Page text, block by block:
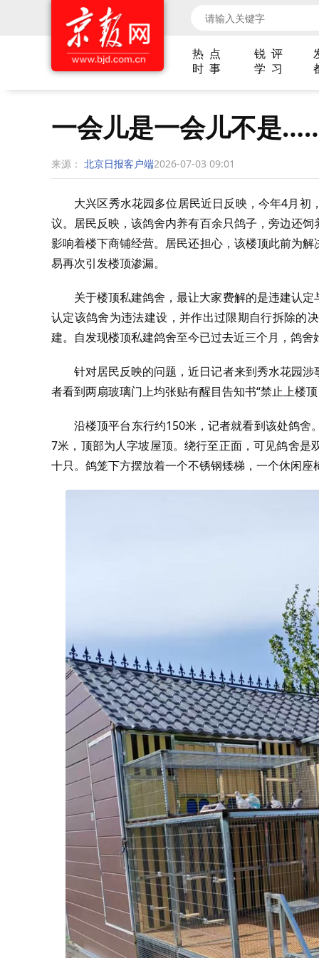
热 点 锐 评
时 事
学 习
一会儿是一会儿不是
来源： 北京日报客户端2026-07-03 09:01
大兴区秀水花园多位居民近日反映，今年4月
议。居民反映，该鸽舍内养有百余只鸽子，旁边还
影响着楼下商铺经营。居民还担心，该楼顶此前为
易再次引发楼顶渗漏。
关于楼顶私建鸽舍，最让大家费解的是违建认
认定该鸽舍为违法建设，并作出过限期自行拆除的
建。自发现楼顶私建鸽舍至今已过去近三个月，鸽
针对居民反映的问题，近日记者来到秀水花园
者看到两扇玻璃门上均张贴有醒目告知书“禁止上楼
沿楼顶平台东行约150米，记者就看到该处鸽
7米，顶部为人字坡屋顶。绕行至正面，可见鸽舍
十只。鸽笼下方摆放着一个不锈钢矮梯，一个休闲